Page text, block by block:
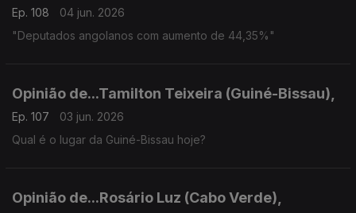
Ep. 108
04 jun. 2026
"Deputados angolanos com aumento de 44,35%"
Opinião de...Tamilton Teixeira (Guiné-Bissau),
Ep. 107
03 jun. 2026
Qual é o lugar da Guiné-Bissau hoje?
Opinião de...Rosário Luz (Cabo Verde),